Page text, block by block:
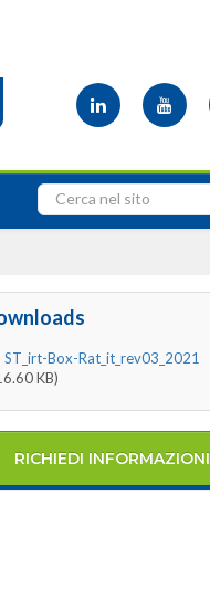
ST_irt-Box-Rat_it_rev03_2021
KB)
RICHIEDI INFORMAZIONI